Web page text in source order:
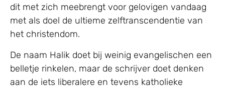
dit met zich meebrengt voor gelovigen vandaag
met als doel de ultieme zelftranscendentie van
het christendom.
De naam Halik doet bij weinig evangelischen een
belletje rinkelen, maar de schrijver doet denken
aan de iets liberalere en tevens katholieke